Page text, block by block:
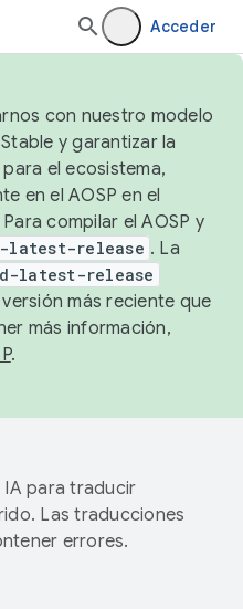
Acceder
con nuestro modelo
y garantizar la
el ecosistema,
en el AOSP en el
compilar el AOSP y
latest-release . La
latest-release
más reciente que
más información,
.
para traducir
Las traducciones
errores.